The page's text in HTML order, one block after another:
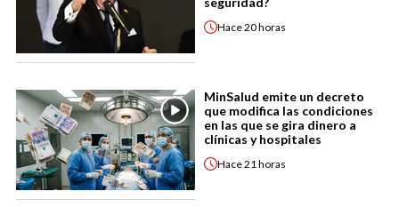
Hace20 horas
MinSalud emite un decreto
que modifica las condiciones
en las que se gira dinero a
clínicas y hospitales
Hace21 horas